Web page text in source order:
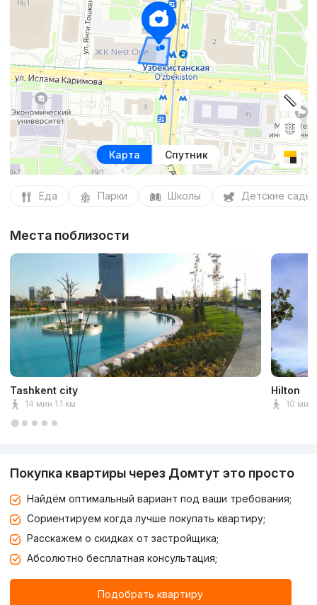
Карта Спутник
Еда Парки Школы Детские сады
Места поблизости
Tashkent city
14 мин 1.1 км
Hilton
10 мин
Покупка квартиры через Домтут это просто
Найдём оптимальный вариант под ваши требования;
Сориентируем когда лучше покупать квартиру;
Расскажем о скидках от застройщика;
Абсолютно бесплатная консультация;
Подобрать квартиру